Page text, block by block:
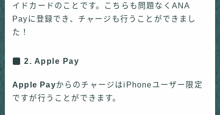
イドカードのことです。こちらも問題なくANA
Payに登録でき、チャージも行うことができまし
た！
2. Apple Pay
Apple PayからのチャージはiPhoneユーザー限定
ですが行うことができます。